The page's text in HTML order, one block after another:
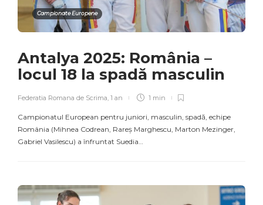
Campionate Europene
Antalya 2025: România –
locul 18 la spadă masculin
Federatia Romana de Scrima, 1 an 1 min
Campionatul European pentru juniori, masculin, spadă, echipe
România (Mihnea Codrean, Rareș Marghescu, Marton Mezinger,
Gabriel Vasilescu) a înfruntat Suedia…